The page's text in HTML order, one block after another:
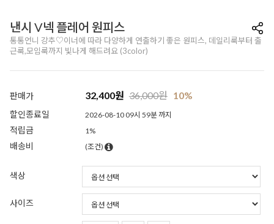
낸시 V넥 플레어 원피스
통통언니 강추♡이너에 따라 다양하게 연출하기 좋은 원피스, 데일리룩부터 출
근룩,모임룩까지 빛나게 해드려요 (3color)
판매가 32,400원 36,000원 10%
할인종료일 2026-08-10 09시 59분 까지
적립금 1%
배송비 (조건)
색상
사이즈